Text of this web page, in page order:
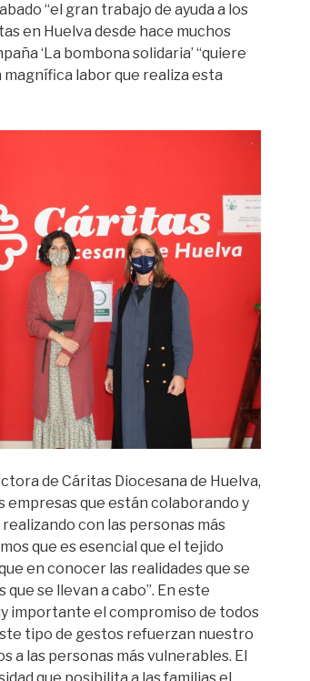
“el gran trabajo de ayuda a los
en Huelva desde hace muchos
‘La bombona solidaria’ “quiere
labor que realiza esta
de Cáritas Diocesana de Huelva,
empresas que están colaborando y
con las personas más
que es esencial que el tejido
en conocer las realidades que se
se llevan a cabo”. En este
importante el compromiso de todos
tipo de gestos refuerzan nuestro
a las personas más vulnerables. El